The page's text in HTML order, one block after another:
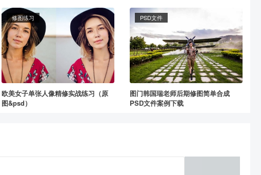
修图练习
欧美女子单张人像精修实战练习（原
图&psd）
PSD文件
图门韩国瑞老师后期修图简单合成
PSD文件案例下载